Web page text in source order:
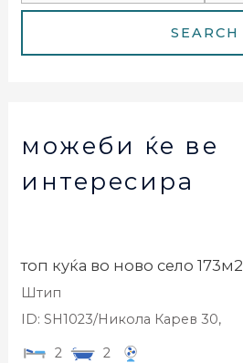
можеби ќе ве
интересира
топ куќа во ново село 173м2
Штип
ID: SH1023/Никола Карев 30,
2 2